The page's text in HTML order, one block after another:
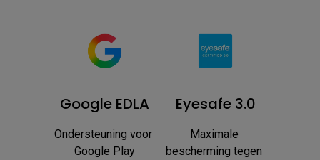
Google EDLA
Ondersteuning voor
Google Play
Eyesafe 3.0
Maximale
bescherming tegen